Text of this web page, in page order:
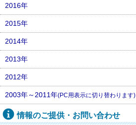
2016年
2015年
2014年
2013年
2012年
2003年～2011年(PC用表示に切り替わります)
情報のご提供・お問い合わせ